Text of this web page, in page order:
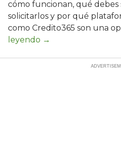
cómo funcionan, qué debes
solicitarlos y por qué
como Credito365 son una